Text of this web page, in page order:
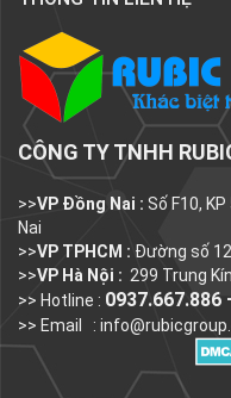
CÔNG TY TNHH
>>VP Đồng Nai : Số F10,
Nai
>>VP TPHCM : Đường số
>>VP Hà Nội : 299 Trung
>> Hotline : 0937.667.886
>> Email :